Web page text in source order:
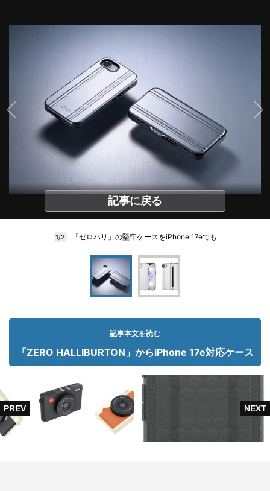
記事に戻る
1/2 「ゼロハリ」の堅牢ケースをiPhone 17eでも
記事本文を読む
「ZERO HALLIBURTON」からiPhone 17e対応ケース